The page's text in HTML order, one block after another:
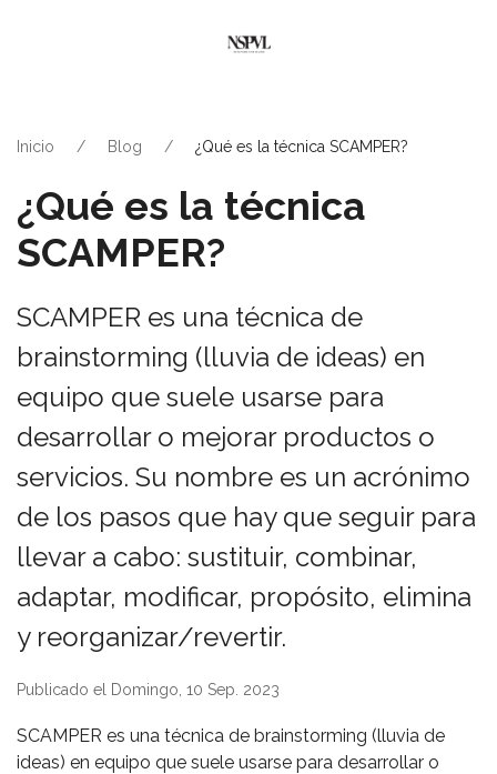
Inicio Blog ¿Qué es la técnica SCAMPER?
¿Qué es la técnica
SCAMPER?
SCAMPER es una técnica de
brainstorming (lluvia de ideas) en
equipo que suele usarse para
desarrollar o mejorar productos o
servicios. Su nombre es un acrónimo
de los pasos que hay que seguir para
llevar a cabo: sustituir, combinar,
adaptar, modificar, propósito, elimina
y reorganizar/revertir.
Publicado el Domingo, 10 Sep. 2023
SCAMPER es una técnica de brainstorming (lluvia de
ideas) en equipo que suele usarse para desarrollar o